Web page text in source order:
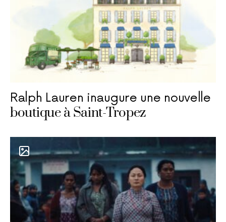
Ralph Lauren inaugure une nouvelle
boutique à Saint-Tropez